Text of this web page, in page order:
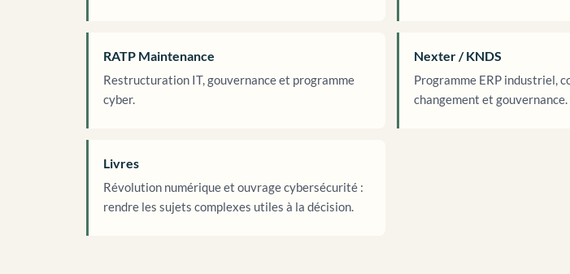
RATP Maintenance
Restructuration IT, gouvernance et programme
cyber.
Nexter / KNDS
Programme ERP industriel,
changement et gouvernance.
Livres
Révolution numérique et ouvrage cybersécurité :
rendre les sujets complexes utiles à la décision.